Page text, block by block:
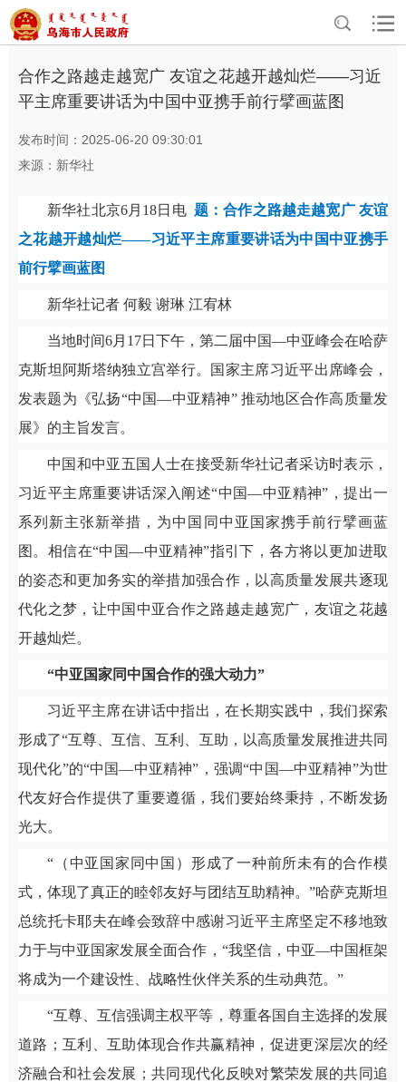
首页>资讯中心 > 头条
合作之路越走越宽广 友谊之花越开越灿烂——习近
平主席重要讲话为中国中亚携手前行擘画蓝图
发布时间：2025-06-20 09:30:01
来源：新华社
新华社北京6月18日电 题：合作之路越走越宽广 友谊
之花越开越灿烂——习近平主席重要讲话为中国中亚携手
前行擘画蓝图
新华社记者 何毅 谢琳 江宥林
当地时间6月17日下午，第二届中国—中亚峰会在哈萨
克斯坦阿斯塔纳独立宫举行。国家主席习近平出席峰会，
发表题为《弘扬“中国—中亚精神” 推动地区合作高质量发
展》的主旨发言。
中国和中亚五国人士在接受新华社记者采访时表示，
习近平主席重要讲话深入阐述“中国—中亚精神”，提出一
系列新主张新举措，为中国同中亚国家携手前行擘画蓝
图。相信在“中国—中亚精神”指引下，各方将以更加进取
的姿态和更加务实的举措加强合作，以高质量发展共逐现
代化之梦，让中国中亚合作之路越走越宽广，友谊之花越
开越灿烂。
“中亚国家同中国合作的强大动力”
习近平主席在讲话中指出，在长期实践中，我们探索
形成了“互尊、互信、互利、互助，以高质量发展推进共同
现代化”的“中国—中亚精神”，强调“中国—中亚精神”为世
代友好合作提供了重要遵循，我们要始终秉持，不断发扬
光大。
“（中亚国家同中国）形成了一种前所未有的合作模
式，体现了真正的睦邻友好与团结互助精神。”哈萨克斯坦
总统托卡耶夫在峰会致辞中感谢习近平主席坚定不移地致
力于与中亚国家发展全面合作，“我坚信，中亚—中国框架
将成为一个建设性、战略性伙伴关系的生动典范。”
“互尊、互信强调主权平等，尊重各国自主选择的发展
道路；互利、互助体现合作共赢精神，促进更深层次的经
济融合和社会发展；共同现代化反映对繁荣发展的共同追